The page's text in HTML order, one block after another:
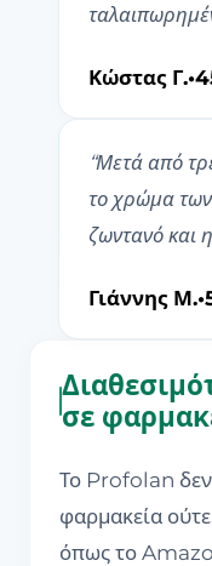
Κώστας Γ.•
“Μετά από
το χρώμα των
ζωντανό και
Γιάννης Μ.•
σε
Το Profolan δεν
φαρμακεία
όπως το